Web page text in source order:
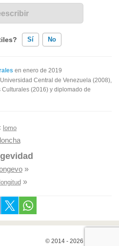
Sí No
presentados me ayudó
en enero de 2019
Central de Venezuela (2008),
(2016) y diplomado de
lomo
loncha
»
longitud»
© 2014 - 2026